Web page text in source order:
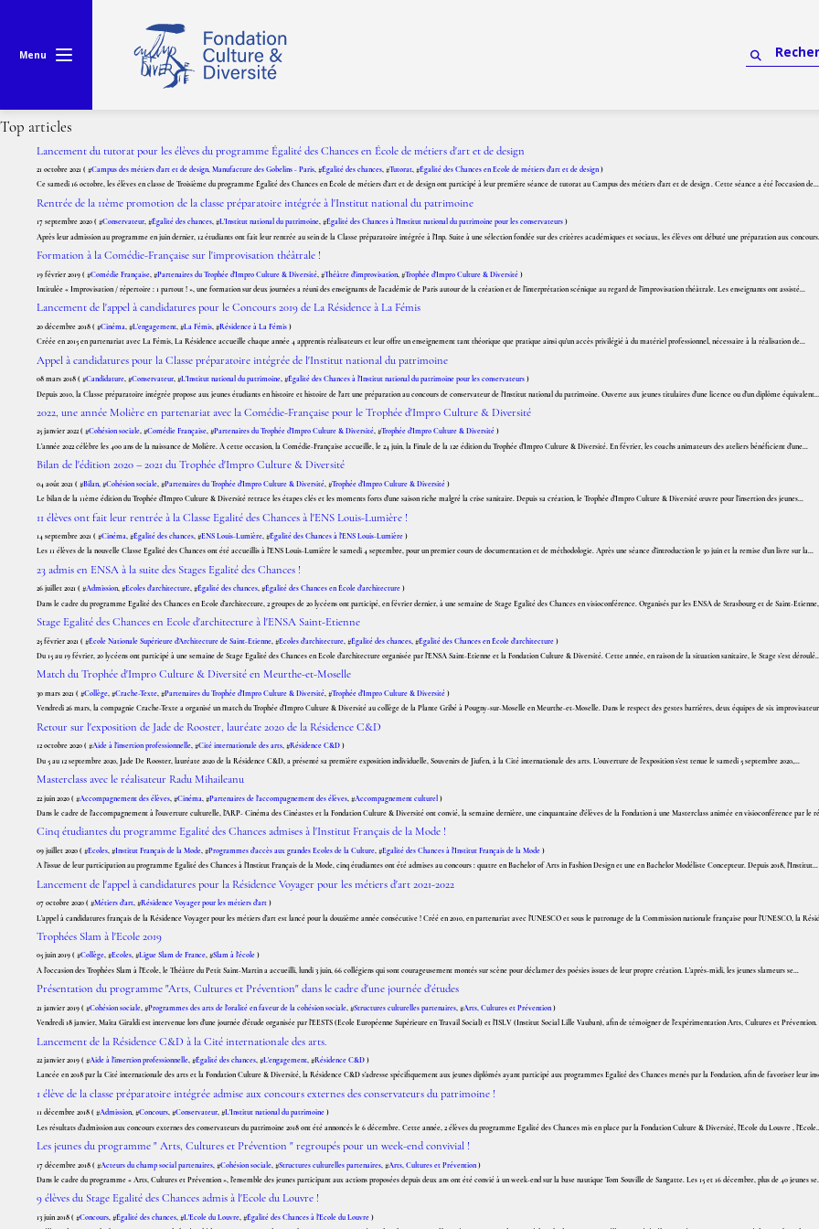
Menu
Top articles
Lancement du tutorat pour les élèves du programme Égalité des Chances en École de métiers d'art et de design
21 octobre 2021 ( #Campus des métiers d'art et de design, Manufacture des Gobelins - Paris, #Égalité des chances, # Tutorat, #Égalité des Chances en Ecole de métiers d'art et de design )
Ce samedi 16 octobre, les élèves en classe de Troisième du programme Égalité des Chances en École de métiers d’art et de design ont participé à leur première séance de tutorat au Campus des métiers d’art et de design . Cette séance a été l’occasion de...
Rentrée de la 11ème promotion de la classe préparatoire intégrée à l'Institut national du patrimoine
17 septembre 2020 ( #Conservateur, #Égalité des chances, #L'Institut national du patrimoine, #Égalité des Chances à l'Institut national du patrimoine pour les conservateurs )
Après leur admission au programme en juin dernier, 12 étudiants ont fait leur rentrée au sein de la Classe préparatoire intégrée à l’Inp. Suite à une sélection fondée sur des critères académiques et sociaux, les élèves ont débuté une préparation aux
Formation à la Comédie-Française sur l'improvisation théâtrale !
19 février 2019 ( #Comédie Française , #Partenaires du Trophée d'Impro Culture & Diversité , #Théâtre d'improvisation , #Trophée d'Impro Culture & Diversité )
Intitulée « Improvisation / répertoire : 1 partout ! », une formation sur deux journées a réuni des enseignants de l’académie de Paris autour de la création et de l’interprétation scénique au regard de l’improvisation théâtrale. Les enseignants ont assisté...
Lancement de l'appel à candidatures pour le Concours 2019 de La Résidence à La Fémis
20 décembre 2018 ( #Cinéma, #L'engagement, #La Fémis, #Résidence à La Fémis )
Créée en 2015 en partenariat avec La Fémis, La Résidence accueille chaque année 4 apprentis réalisateurs et leur offre un enseignement tant théorique que pratique ainsi qu’un accès privilégié à du matériel professionnel, nécessaire à la réalisation de...
Appel à candidatures pour la Classe préparatoire intégrée de l'Institut national du patrimoine
08 mars 2018 ( #Candidature, #Conservateur, #L'Institut national du patrimoine, #Égalité des Chances à l'Institut national du patrimoine pour les conservateurs )
Depuis 2010, la Classe préparatoire intégrée propose aux jeunes étudiants en histoire et histoire de l'art une préparation au concours de conservateur de l'Institut national du patrimoine. Ouverte aux jeunes titulaires d’une licence ou d’un diplôme équivalent...
2022, une année Molière en partenariat avec la Comédie-Française pour le Trophée d'Impro Culture & Diversité
25 janvier 2022 ( #Cohésion sociale, #Comédie Française, #Partenaires du Trophée d'Impro Culture & Diversité, # Trophée d'Impro Culture & Diversité )
L’année 2022 célèbre les 400 ans de la naissance de Molière. À cette occasion, la Comédie-Française accueille, le 24 juin, la Finale de la 12e édition du Trophée d’Impro Culture & Diversité. En février, les coachs animateurs des ateliers bénéficient d’une...
Bilan de l'édition 2020 – 2021 du Trophée d'Impro Culture & Diversité
04 août 2021 ( #Bilan, #Cohésion sociale, #Partenaires du Trophée d'Impro Culture & Diversité, #Trophée d'Impro Culture & Diversité )
Le bilan de la 11ème édition du Trophée d’Impro Culture & Diversité retrace les étapes clés et les moments forts d’une saison riche malgré la crise sanitaire. Depuis sa création, le Trophée d’Impro Culture & Diversité œuvre pour l’insertion des jeunes...
11 élèves ont fait leur rentrée à la Classe Egalité des Chances à l'ENS Louis-Lumière !
14 septembre 2021 ( #Cinéma, #Égalité des chances, #ENS Louis-Lumière, #Égalité des Chances à l'ENS Louis-Lumière )
Les 11 élèves de la nouvelle Classe Egalité des Chances ont été accueillis à l’ENS Louis-Lumière le samedi 4 septembre, pour un premier cours de documentation et de méthodologie. Après une séance d’introduction le 30 juin et la remise d’un livre sur la...
23 admis en ENSA à la suite des Stages Egalité des Chances !
26 juillet 2021 ( #Admission, #Ecoles d'architecture, #Égalité des chances, #Égalité des Chances en École d'architecture )
Dans le cadre du programme Egalité des Chances en Ecole d’architecture, 2 groupes de 20 lycéens ont participé, en février dernier, à une semaine de Stage Egalité des Chances en visioconférence. Organisés par les ENSA de Strasbourg et de Saint-
Stage Egalité des Chances en Ecole d'architecture à l'ENSA Saint-Etienne
25 février 2021 ( #École Nationale Supérieure d'Architecture de Saint-Etienne, #Ecoles d'architecture, #Égalité des chances, #Égalité des Chances en École d'architecture )
Du 15 au 19 février, 20 lycéens ont participé à une semaine de Stage Egalité des Chances en Ecole d’architecture organisée par l’ENSA Saint-Etienne et la Fondation Culture & Diversité. Cette année, en raison de la situation sanitaire, le Stage s’est
Match du Trophée d'Impro Culture & Diversité en Meurthe-et-Moselle
30 mars 2021 ( #Collège, #Crache-Texte, #Partenaires du Trophée d'Impro Culture & Diversité, # Trophée d'Impro Culture & Diversité )
Vendredi 26 mars, la compagnie Crache-Texte a organisé un match du Trophée d’Impro Culture & Diversité au collège de la Plante Gribé à Pougny-sur-Moselle en Meurthe-et-Moselle. Dans le respect des gestes barrières, deux équipes de six
Retour sur l'exposition de Jade de Rooster, lauréate 2020 de la Résidence C&D
12 octobre 2020 ( #Aide à l'insertion professionnelle, #Cité internationale des arts, #Résidence C&D )
Du 5 au 12 septembre 2020, Jade De Rooster, lauréate 2020 de la Résidence C&D, a présenté sa première exposition individuelle, Souvenirs de Jiufen, à la Cité internationale des arts. L’ouverture de l’exposition s’est tenue le samedi 5 septembre 2020,...
Masterclass avec le réalisateur Radu Mihaileanu
22 juin 2020 ( #Accompagnement des élèves , #Cinéma , #Partenaires de l'accompagnement des élèves , #Accompagnement culturel )
Dans le cadre de l’accompagnement à l’ouverture culturelle, l’ARP- Cinéma des Cinéastes et la Fondation Culture & Diversité ont convié, la semaine dernière, une cinquantaine d’élèves de la Fondation à une Masterclass animée en visioconférence par le
Cinq étudiantes du programme Egalité des Chances admises à l'Institut Français de la Mode !
09 juillet 2020 ( #Ecoles, #Institut Français de la Mode, #Programmes d'accès aux grandes Ecoles de la Culture, #Egalité des Chances à l'Institut Français de la Mode )
A l’issue de leur participation au programme Egalité des Chances à l’Institut Français de la Mode, cinq étudiantes ont été admises au concours : quatre en Bachelor of Arts in Fashion Design et une en Bachelor Modéliste Concepteur. Depuis 2018, l'Institut...
Lancement de l'appel à candidatures pour la Résidence Voyager pour les métiers d'art 2021-2022
07 octobre 2020 ( #Métiers d'art, #Résidence Voyager pour les métiers d'art )
L’appel à candidatures français de la Résidence Voyager pour les métiers d’art est lancé pour la douzième année consécutive ! Créé en 2010, en partenariat avec l’UNESCO et sous le patronage de la Commission nationale française pour l’UNESCO, la
Trophées Slam à l'Ecole 2019
05 juin 2019 ( #Collège, #Ecoles, #Ligue Slam de France, #Slam à l'école )
A l’occasion des Trophées Slam à l’Ecole, le Théâtre du Petit Saint-Martin a accueilli, lundi 3 juin, 66 collégiens qui sont courageusement montés sur scène pour déclamer des poésies issues de leur propre création. L’après-midi, les jeunes slameurs se...
Présentation du programme "Arts, Cultures et Prévention" dans le cadre d'une journée d'études
21 janvier 2019 ( #Cohésion sociale, #Programmes des arts de l'oralité en faveur de la cohésion sociale, #Structures culturelles partenaires, #Arts, Cultures et Prévention )
Vendredi 18 janvier, Maïta Giraldi est intervenue lors d’une journée d’étude organisée par l’EESTS (Ecole Européenne Supérieure en Travail Social) et l’ISLV (Institut Social Lille Vauban), afin de témoigner de l’expérimentation Arts, Cultures et
Lancement de la Résidence C&D à la Cité internationale des arts.
22 janvier 2019 ( #Aide à l'insertion professionnelle, #Égalité des chances, #L'engagement, #Résidence C&D )
Lancée en 2018 par la Cité internationale des arts et la Fondation Culture & Diversité, la Résidence C&D s’adresse spécifiquement aux jeunes diplômés ayant participé aux programmes Egalité des Chances menés par la Fondation, afin de favoriser leur
1 élève de la classe préparatoire intégrée admise aux concours externes des conservateurs du patrimoine !
11 décembre 2018 ( #Admission, #Concours, #Conservateur, #L'Institut national du patrimoine )
Les résultats d’admission aux concours externes des conservateurs du patrimoine 2018 ont été annoncés le 6 décembre. Cette année, 2 élèves du programme Egalité des Chances mis en place par la Fondation Culture & Diversité, l’Ecole du Louvre ,
Les jeunes du programme " Arts, Cultures et Prévention " regroupés pour un week-end convivial !
17 décembre 2018 ( #Acteurs du champ social partenaires , #Cohésion sociale , #Structures culturelles partenaires , #Arts, Cultures et Prévention )
Dans le cadre du programme « Arts, Cultures et Prévention », l’ensemble des jeunes participant aux actions proposées depuis deux ans ont été convié à un week-end sur la base nautique Tom Souville de Sangatte. Les 15 et 16 décembre, plus de 40 jeunes
9 élèves du Stage Egalité des Chances admis à l'Ecole du Louvre !
13 juin 2018 ( #Concours, #Égalité des chances, #L'Ecole du Louvre, #Égalité des Chances à l'Ecole du Louvre )